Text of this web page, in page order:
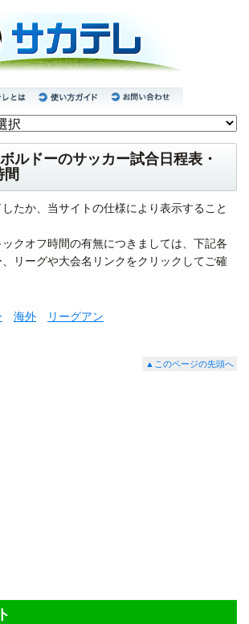
ルドーのサッカー試合日程表・
間
たか、当サイトの仕様により表示すること
クオフ時間の有無につきましては、下記各
リーグや大会名リンクをクリックしてご確
海外 リーグアン
▲このページの先頭へ